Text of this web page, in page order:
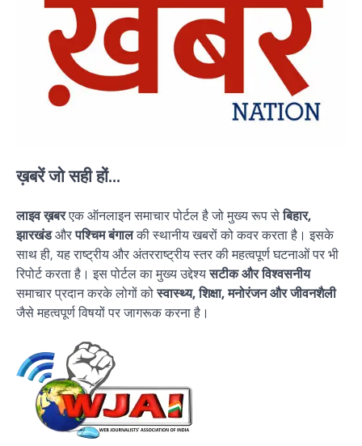
ख़बरें जो सही हों...
लाइव ख़बरएक ऑनलाइन समाचार पोर्टल है जो मुख्य रूप सेबिहार,
झारखंडऔरपश्चिम बंगालकी स्थानीय खबरों को कवर करता है। इसके
साथ ही, यह राष्ट्रीय और अंतरराष्ट्रीय स्तर की महत्वपूर्ण घटनाओं पर भी
रिपोर्ट करता है। इस पोर्टल का मुख्य उद्देश्यसटीक और विश्वसनीय
समाचार प्रदान करके लोगों कोस्वास्थ्य, शिक्षा, मनोरंजन और जीवनशैली
जैसे महत्वपूर्ण विषयों पर जागरूक करना है।